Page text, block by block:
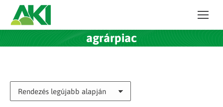
agrárpiac